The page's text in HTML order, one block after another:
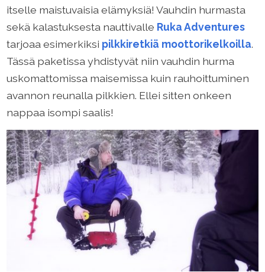
itselle maistuvaisia elämyksiä! Vauhdin hurmasta
sekä kalastuksesta nauttivalle Ruka Adventures
tarjoaa esimerkiksi pilkkiretkiä moottorikelkoilla.
Tässä paketissa yhdistyvät niin vauhdin hurma
uskomattomissa maisemissa kuin rauhoittuminen
avannon reunalla pilkkien. Ellei sitten onkeen
nappaa isompi saalis!